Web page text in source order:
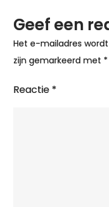
Geef een
Het e-mailadres
zijn gemarkeerd met *
Reactie *